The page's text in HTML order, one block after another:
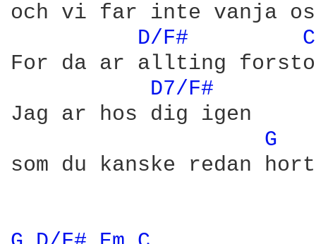
och vi far inte vanja
D/F#
For da ar allting
D7/F#
Jag ar hos dig igen
G
som du kanske redan